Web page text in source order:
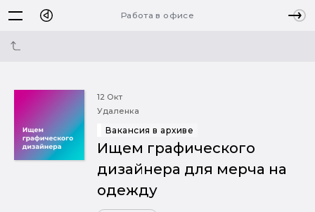
Работа в офисе
12 Окт
Удаленка
Вакансия в архиве
Ищем графического
дизайнера для мерча на
одежду